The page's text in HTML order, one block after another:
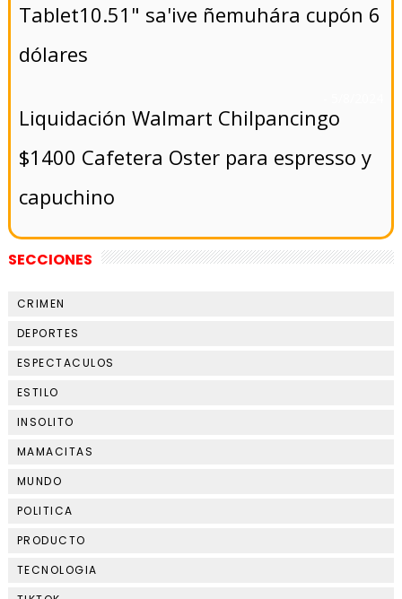
Tablet10.51" sa'ive ñemuhára cupón 6
dólares
Liquidación Walmart Chilpancingo
$1400 Cafetera Oster para espresso y
capuchino
SECCIONES
CRIMEN
DEPORTES
ESPECTACULOS
ESTILO
INSOLITO
MAMACITAS
MUNDO
POLITICA
PRODUCTO
TECNOLOGIA